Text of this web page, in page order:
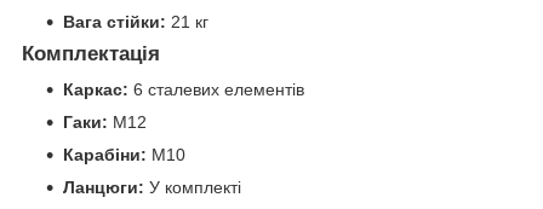
Вага стійки: 21 кг
Комплектація
Каркас: 6 сталевих елементів
Гаки: М12
Карабіни: М10
Ланцюги: У комплекті